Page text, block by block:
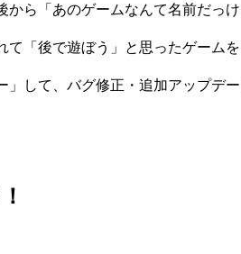
ら「あのゲームなんて名前だっ
「後で遊ぼう」と思ったゲームを
して、バグ修正・追加アップデ